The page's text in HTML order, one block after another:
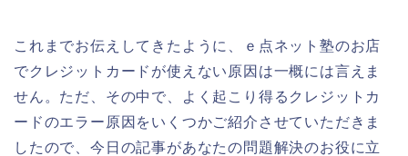
これまでお伝えしてきたように、ｅ点ネット塾のお店
でクレジットカードが使えない原因は一概には言えま
せん。ただ、その中で、よく起こり得るクレジットカ
ードのエラー原因をいくつかご紹介させていただきま
したので、今日の記事があなたの問題解決のお役に立